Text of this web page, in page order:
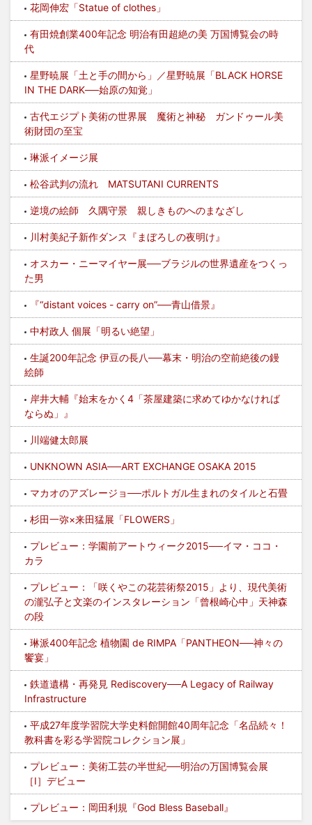
花岡伸宏「Statue of clothes」
有田焼創業400年記念 明治有田超絶の美 万国博覧会の時
代
星野暁展「土と手の間から」／星野暁展「BLACK HORSE
IN THE DARK──始原の知覚」
古代エジプト美術の世界展 魔術と神秘 ガンドゥール美
術財団の至宝
琳派イメージ展
松谷武判の流れ MATSUTANI CURRENTS
逆境の絵師 久隅守景 親しきものへのまなざし
川村美紀子新作ダンス『まぼろしの夜明け』
オスカー・ニーマイヤー展──ブラジルの世界遺産をつくっ
た男
『“distant voices - carry on”──青山借景』
中村政人 個展「明るい絶望」
生誕200年記念 伊豆の長八──幕末・明治の空前絶後の鏝
絵師
岸井大輔『始末をかく4「茶屋建築に求めてゆかなければ
ならぬ」』
川端健太郎展
UNKNOWN ASIA──ART EXCHANGE OSAKA 2015
マカオのアズレージョ──ポルトガル生まれのタイルと石畳
杉田一弥×来田猛展「FLOWERS」
プレビュー：学園前アートウィーク2015──イマ・ココ・
カラ
プレビュー：「咲くやこの花芸術祭2015」より、現代美術
の瀧弘子と文楽のインスタレーション「曾根崎心中」天神森
の段
琳派400年記念 植物園 de RIMPA「PANTHEON──神々の
饗宴」
鉄道遺構・再発見 Rediscovery──A Legacy of Railway
Infrastructure
平成27年度学習院大学史料館開館40周年記念「名品続々！
教科書を彩る学習院コレクション展」
プレビュー：美術工芸の半世紀──明治の万国博覧会展
［I］デビュー
プレビュー：岡田利規『God Bless Baseball』